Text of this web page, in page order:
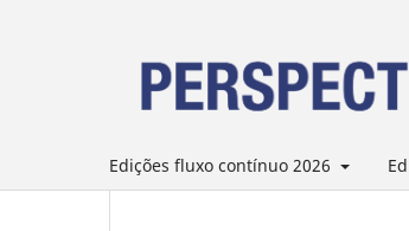
Edições fluxo contínuo 2026